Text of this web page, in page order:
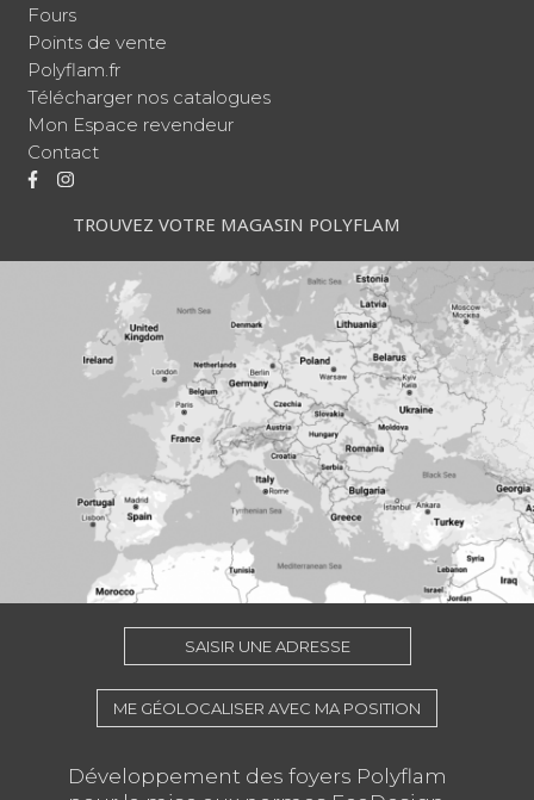
Fours
Points de vente
Polyflam.fr
Télécharger nos catalogues
Mon Espace revendeur
Contact
TROUVEZ VOTRE MAGASIN POLYFLAM
SAISIR UNE ADRESSE
ME GÉOLOCALISER AVEC MA POSITION
Développement des foyers Polyflam